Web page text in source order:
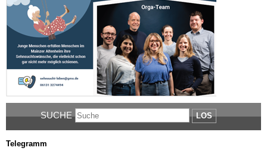
SUCHE LOS
Telegramm